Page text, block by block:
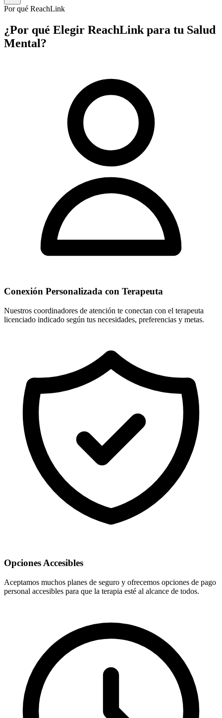
Por qué ReachLink
¿Por qué Elegir ReachLink para tu Salud
Mental?
Conexión Personalizada con Terapeuta
Nuestros coordinadores de atención te conectan con el terapeuta
licenciado indicado según tus necesidades, preferencias y metas.
Opciones Accesibles
Aceptamos muchos planes de seguro y ofrecemos opciones de pago
personal accesibles para que la terapia esté al alcance de todos.